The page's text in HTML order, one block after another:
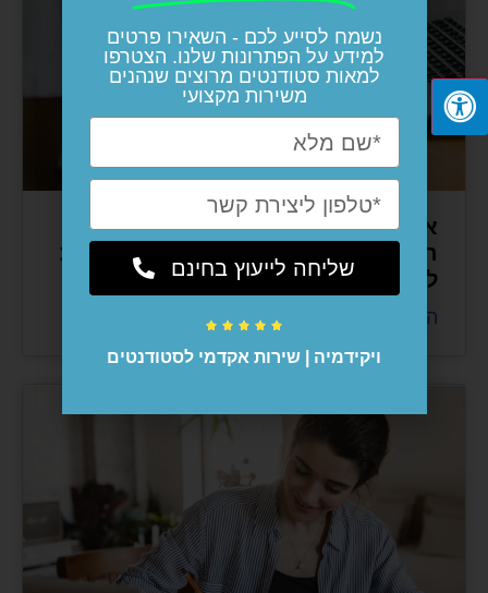
איך לצטט חוקים, פסקי דין ומסמכים
רשמיים של הממשלה בעבודה אקדמית
לפי כללי האזכור האחיד?
המשיכו לקרוא »
נשמח לסייע לכם - השאירו פרטים
למידע על הפתרונות שלנו. הצטרפו
למאות סטודנטים מרוצים שנהנים
משירות מקצועי
שליחה לייעוץ בחינם





ויקידמיה | שירות אקדמי לסטודנטים